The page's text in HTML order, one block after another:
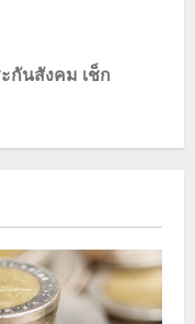
กันสังคม เช็ก